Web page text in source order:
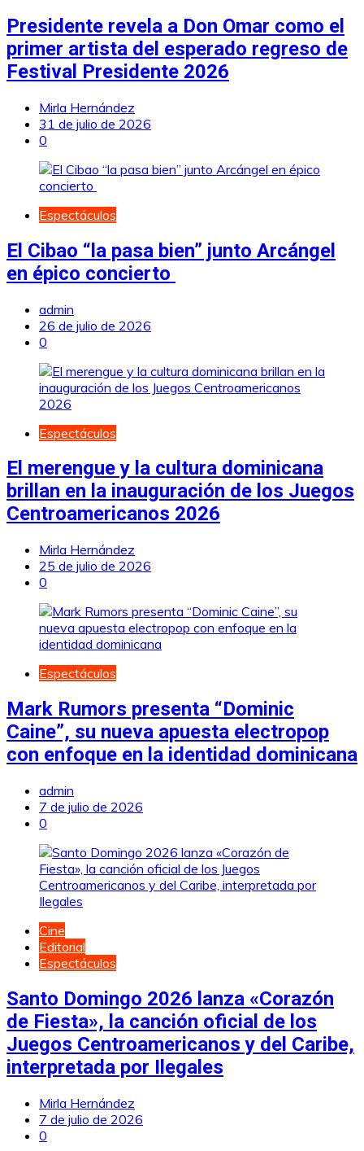
Presidente revela a Don Omar como el
primer artista del esperado regreso de
Festival Presidente 2026
Mirla Hernández
31 de julio de 2026
0
Espectáculos
El Cibao “la pasa bien” junto Arcángel
en épico concierto
admin
26 de julio de 2026
0
Espectáculos
El merengue y la cultura dominicana
brillan en la inauguración de los Juegos
Centroamericanos 2026
Mirla Hernández
25 de julio de 2026
0
Espectáculos
Mark Rumors presenta “Dominic
Caine”, su nueva apuesta electropop
con enfoque en la identidad dominicana
admin
7 de julio de 2026
0
Cine
Editorial
Espectáculos
Santo Domingo 2026 lanza «Corazón
de Fiesta», la canción oficial de los
Juegos Centroamericanos y del Caribe,
interpretada por Ilegales
Mirla Hernández
7 de julio de 2026
0